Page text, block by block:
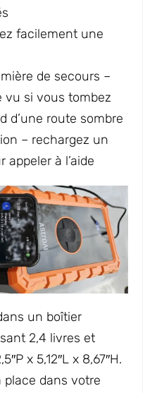
facilement une
de secours –
vu si vous tombez
d’une route sombre
– rechargez un
à l’aide
un boîtier
2,4 livres et
x 5,12″L x 8,67″H.
place dans votre